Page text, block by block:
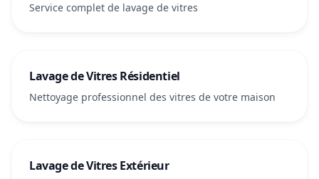
Service complet de lavage de vitres
Lavage de Vitres Résidentiel
Nettoyage professionnel des vitres de votre maison
Lavage de Vitres Extérieur